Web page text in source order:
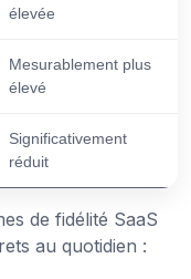
élevée
Mesurablement plus
élevé
Significativement
réduit
de fidélité SaaS
au quotidien :